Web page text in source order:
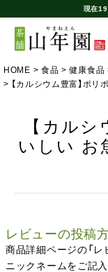
現在
HOME 食品 健康食品
【カルシウム豊富】ポ
【カル
いしい お
レビューの投稿
商品詳細ページの「レ
ニックネームをご記入